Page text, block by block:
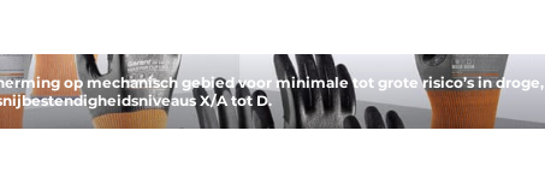
op mechanisch gebied voor minimale tot grote risico’s in droge,
X/A tot D.